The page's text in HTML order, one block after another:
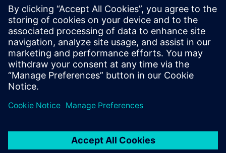
Пошук підтримки SCE
Надішліть нам свої запити щодо підтримки щодо
освіти, досліджень та розробок.
Ваш запит